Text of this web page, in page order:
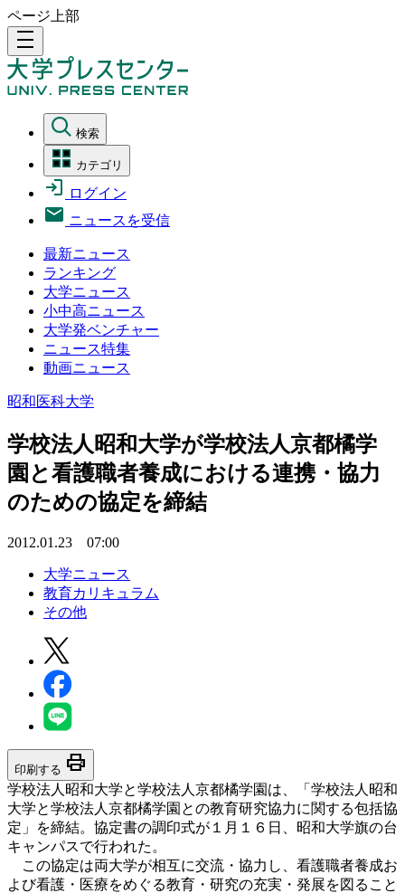
ページ上部
density_medium
検索
カテゴリ
ログイン
ニュースを受信
最新ニュース
ランキング
大学ニュース
小中高ニュース
大学発ベンチャー
ニュース特集
動画ニュース
昭和医科大学
学校法人昭和大学が学校法人京都橘学
園と看護職者養成における連携・協力
のための協定を締結
2012.01.23 07:00
大学ニュース
教育カリキュラム
その他
印刷する print
学校法人昭和大学と学校法人京都橘学園は、「学校法人昭和
大学と学校法人京都橘学園との教育研究協力に関する包括協
定」を締結。協定書の調印式が１月１６日、昭和大学旗の台
キャンパスで行われた。
この協定は両大学が相互に交流・協力し、看護職者養成お
よび看護・医療をめぐる教育・研究の充実・発展を図ること